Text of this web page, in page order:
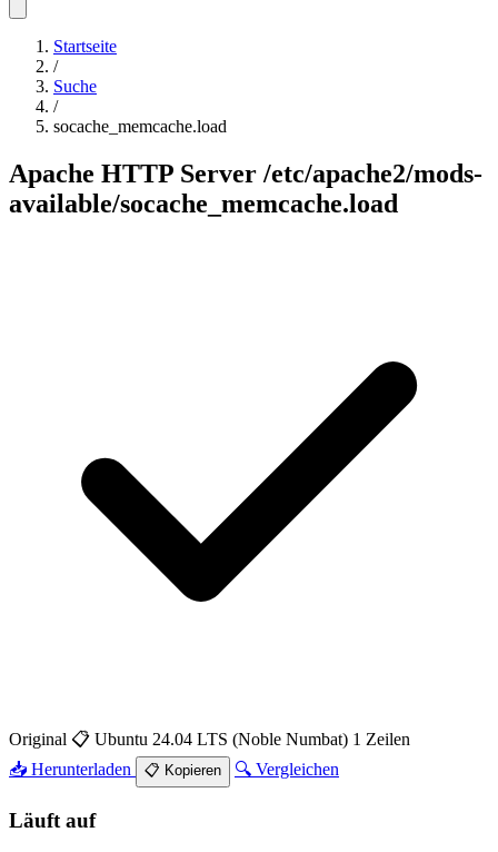
Startseite
/
Suche
/
socache_memcache.load
Apache HTTP Server /etc/apache2/mods-
available/socache_memcache.load
Original 📋 Ubuntu 24.04 LTS (Noble Numbat) 1 Zeilen
📥 Herunterladen
📋 Kopieren 🔍 Vergleichen
Läuft auf